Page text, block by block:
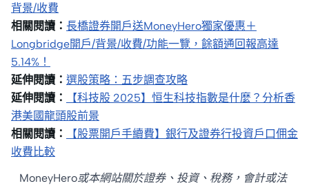
背景/收費
相關閱讀： 長橋證券開戶送MoneyHero獨家優惠＋
Longbridge開戶/背景/收費/功能一覽，餘額通回報高達
5.14%！
延伸閱讀： 選股策略：五步調查攻略
延伸閱讀：
【科技股 2025】恒生科技指數是什麼？分析香
港美國龍頭股前景
相關閱讀：
【股票開戶手續費】銀行及證券行投資戶口佣金
收費比較
MoneyHero或本網站關於證券、投資、稅務，會計或法